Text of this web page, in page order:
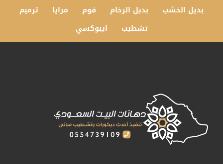
بديل الخشب
بديل الرخام فوم مرايا
ترميم
تشطيب
ايبوكسي